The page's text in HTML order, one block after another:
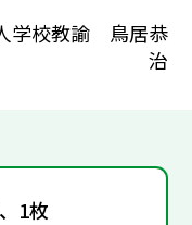
学校教諭 鳥居恭
治
1枚